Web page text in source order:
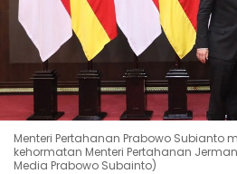
Menteri Pertahanan Prabowo Subianto
kehormatan Menteri Pertahanan Jerman
Media Prabowo Subainto)